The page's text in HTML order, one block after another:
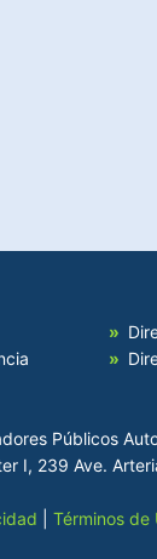
Públicos
I, 239 Ave.
Términos de